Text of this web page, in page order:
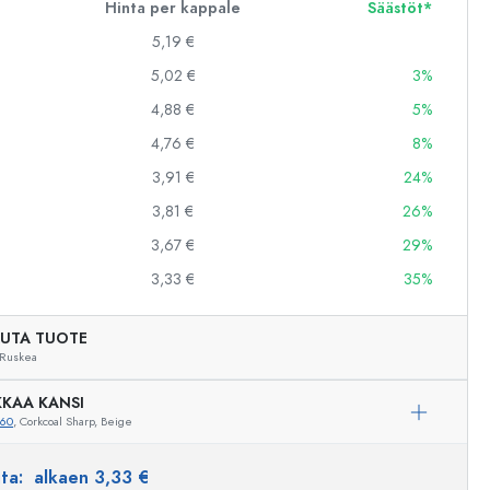
Hinta per kappale
Säästöt*
5,19 €
5,02 €
3%
4,88 €
5%
4,76 €
8%
3,91 €
24%
3,81 €
26%
3,67 €
29%
3,33 € 35%
TUOTE
Ruskea
KANSI
, Corkcoal Sharp, Beige
alkaen 3,33 €